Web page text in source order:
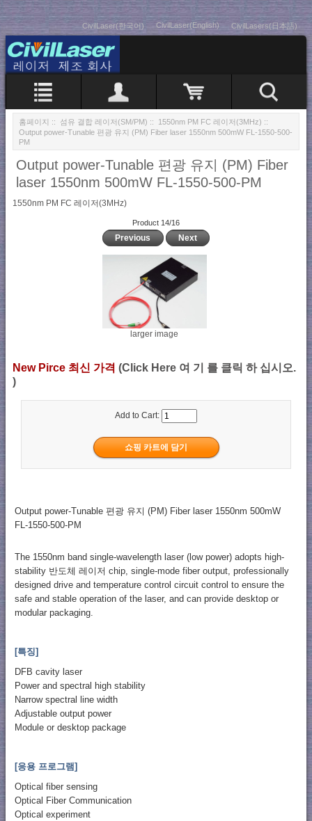
CivilLaser(한국어) CivilLaser(English) CivilLasers(日本語)
홈페이지 :: 섬유 결합 레이저(SM/PM) :: 1550nm PM FC 레이저(3MHz) ::
Output power-Tunable 편광 유지 (PM) Fiber laser 1550nm 500mW FL-1550-500-
PM
Output power-Tunable 편광 유지 (PM) Fiber
laser 1550nm 500mW FL-1550-500-PM
1550nm PM FC 레이저(3MHz)
Product 14/16
Previous Next
larger image
New Pirce 최신 가격 (Click Here 여 기 를 클릭 하 십시오.
)
Add to Cart:
Output power-Tunable 편광 유지 (PM) Fiber laser 1550nm 500mW
FL-1550-500-PM
The 1550nm band single-wavelength laser (low power) adopts high-
stability 반도체 레이저 chip, single-mode fiber output, professionally
designed drive and temperature control circuit control to ensure the
safe and stable operation of the laser, and can provide desktop or
modular packaging.
[특징]
DFB cavity laser
Power and spectral high stability
Narrow spectral line width
Adjustable output power
Module or desktop package
[응용 프로그램]
Optical fiber sensing
Optical Fiber Communication
Optical experiment